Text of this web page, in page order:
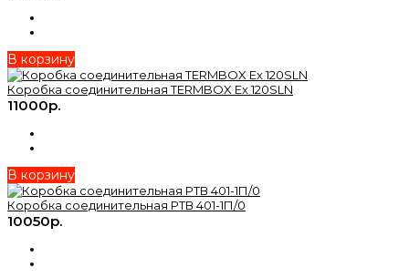
В корзину
Коробка соединительная TERMBOX Ex 120SLN
11000р.
В корзину
Коробка соединительная РТВ 401-1П/0
10050р.